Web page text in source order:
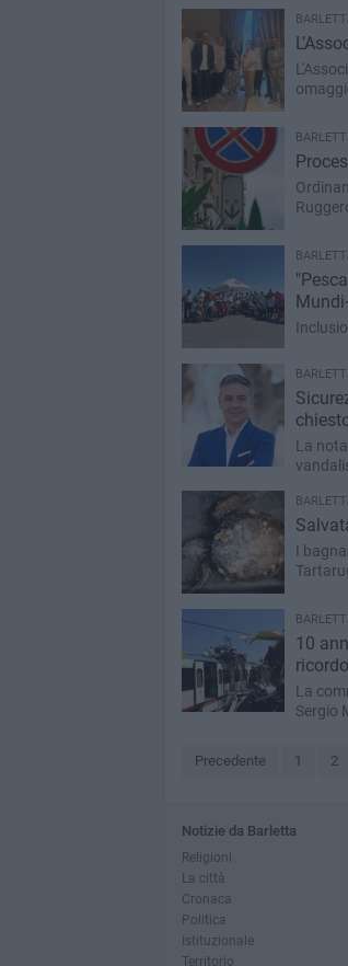
La
I
10
La
Sergio
Precedente 1 2
Notizie da Barletta
Religioni
La città
Cronaca
Politica
Istituzionale
Territorio